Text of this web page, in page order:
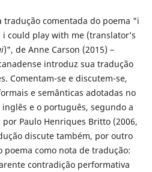
tradução comentada do poema "i
could play with me (translator’s
)", de Anne Carson (2015) –
introduz sua tradução
Comentam-se e discutem-se,
e semânticas adotadas no
e o português, segundo a
Paulo Henriques Britto (2006,
discute também, por outro
como nota de tradução:
contradição performativa